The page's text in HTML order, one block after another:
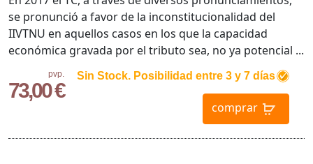
pvp.
73,00 €
Sin Stock. Posibilidad entre 3 y 7 días
comprar
se pronunció a favor de la inconstitucionalidad del
IIVTNU en aquellos casos en los que la capacidad
económica gravada por el tributo sea, no ya potencial ...